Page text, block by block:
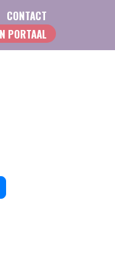
CONTACT
PORTAAL